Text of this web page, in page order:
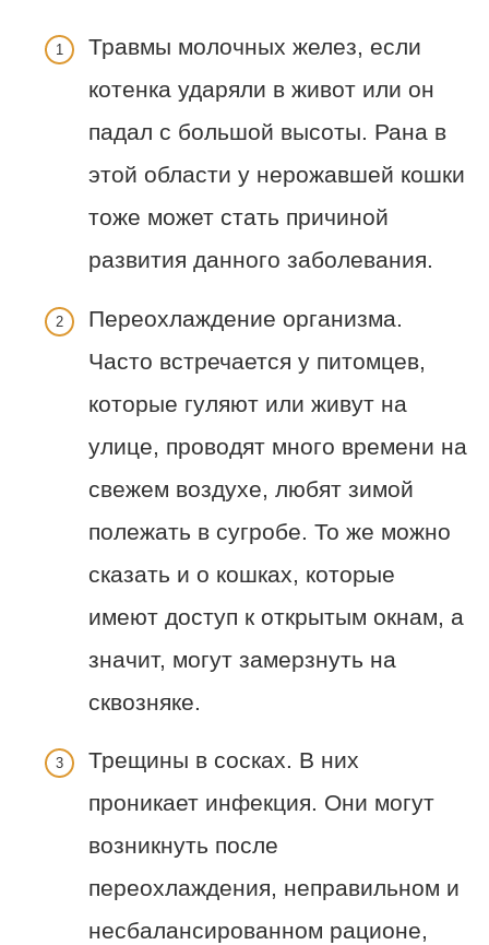
Травмы молочных желез, если
котенка ударяли в живот или он
падал с большой высоты. Рана в
этой области у нерожавшей кошки
тоже может стать причиной
развития данного заболевания.
Переохлаждение организма.
Часто встречается у питомцев,
которые гуляют или живут на
улице, проводят много времени на
свежем воздухе, любят зимой
полежать в сугробе. То же можно
сказать и о кошках, которые
имеют доступ к открытым окнам, а
значит, могут замерзнуть на
сквозняке.
Трещины в сосках. В них
проникает инфекция. Они могут
возникнуть после
переохлаждения, неправильном и
несбалансированном рационе,